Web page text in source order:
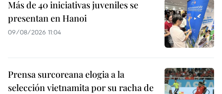
Más de 40 iniciativas juveniles se
presentan en Hanoi
09/08/2026 11:04
Prensa surcoreana elogia a la
selección vietnamita por su racha de